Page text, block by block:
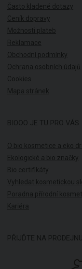
Často kladené dotazy
Ceník dopravy
Možnosti plateb
Reklamace
Obchodní podmínky
Ochrana osobních údajů
Cookies
Mapa stránek
BIOOO JE TU PRO VÁS
O bio kosmetice a eko
Ekologické a bio značky
Bio certifikáty
Vyhledat kosmetickou
Poradna přírodní
Kariéra
PŘIJĎTE NA PRODEJNU